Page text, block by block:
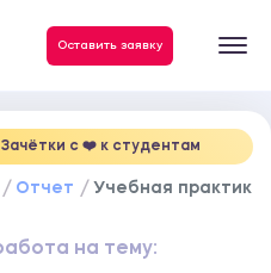
Оставить заявку
c ❤️ к студентам
Отчет Учебная практика
на тему: